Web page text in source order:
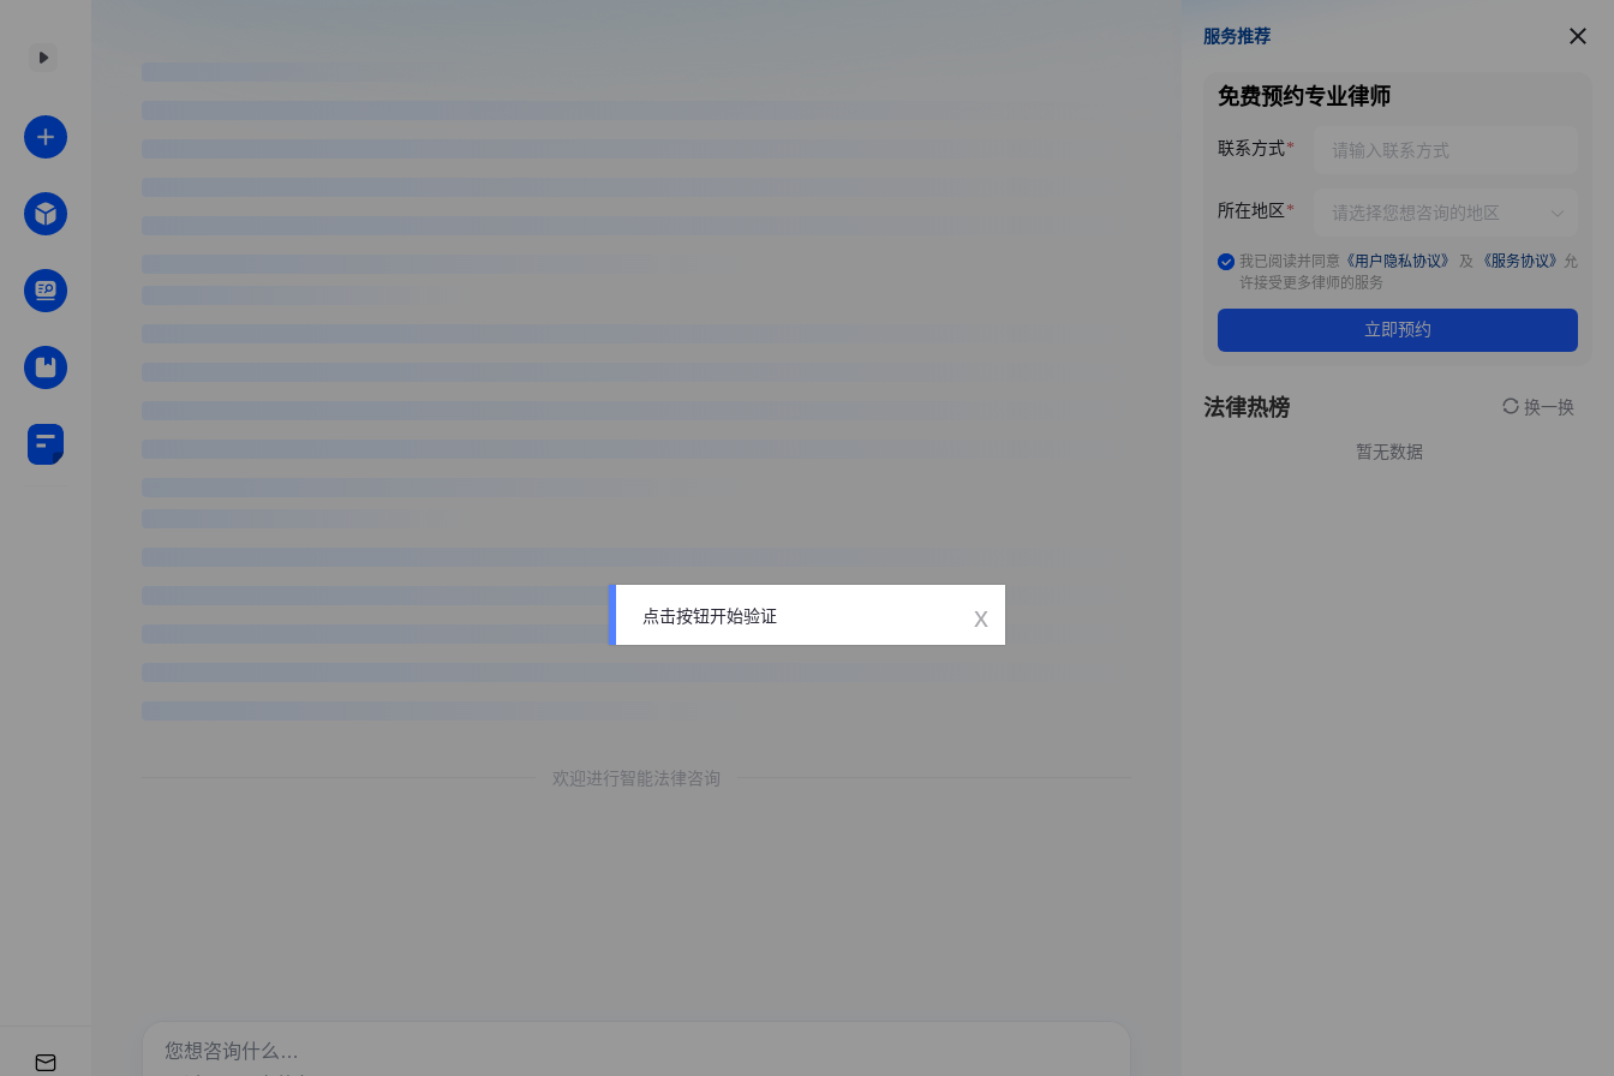
欢迎进行智能法律咨询
服务推荐
服务推荐
免费预约专业律师
联系方式
所在地区
我已阅读并同意 《用户隐私协议》 及 《服务协议》 允
许接受更多律师的服务
立即预约
法律热榜 换一换
暂无数据
点击按钮开始验证 x